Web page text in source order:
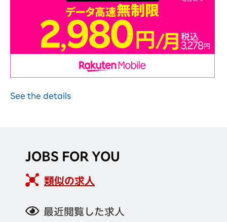
See the details
JOBS FOR YOU
類似の求人
最近閲覧した求人